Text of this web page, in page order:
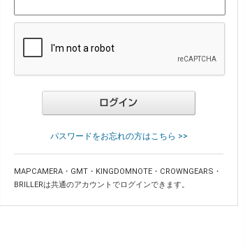
パスワードをお忘れの方はこちら >>
MAPCAMERA・GMT・KINGDOMNOTE・CROWNGEARS・
BRILLERは共通のアカウントでログインできます。